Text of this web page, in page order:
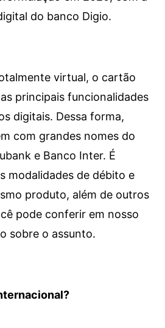
do banco Digio.
virtual, o cartão
principais funcionalidades
digitais. Dessa forma,
com grandes nomes do
e Banco Inter. É
modalidades de débito e
produto, além de outros
pode conferir em nosso
sobre o assunto.